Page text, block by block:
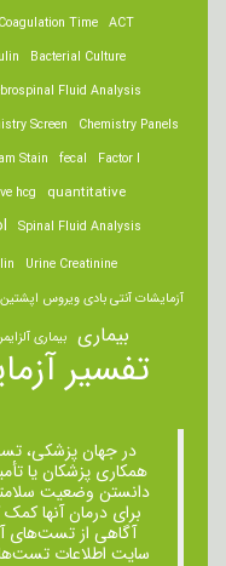
ACT
Time
Bacterial Culture
Fluid Analysis
Chemistry Panels
Screen
Factor I
fecal
Stain
quantitative
hcg
Spinal Fluid Analysis
Urine Creatinine
آزمایشات آنتی بادی ویروس اپشتین
بیماری بیماری آلزایمر
تفسیر
در جهان پزشکی،
همکاری پزشکان یا
دانستن وضعیت
برای درمان ‌آنها
آگاهی از تست‌های
سایت اطلاعات